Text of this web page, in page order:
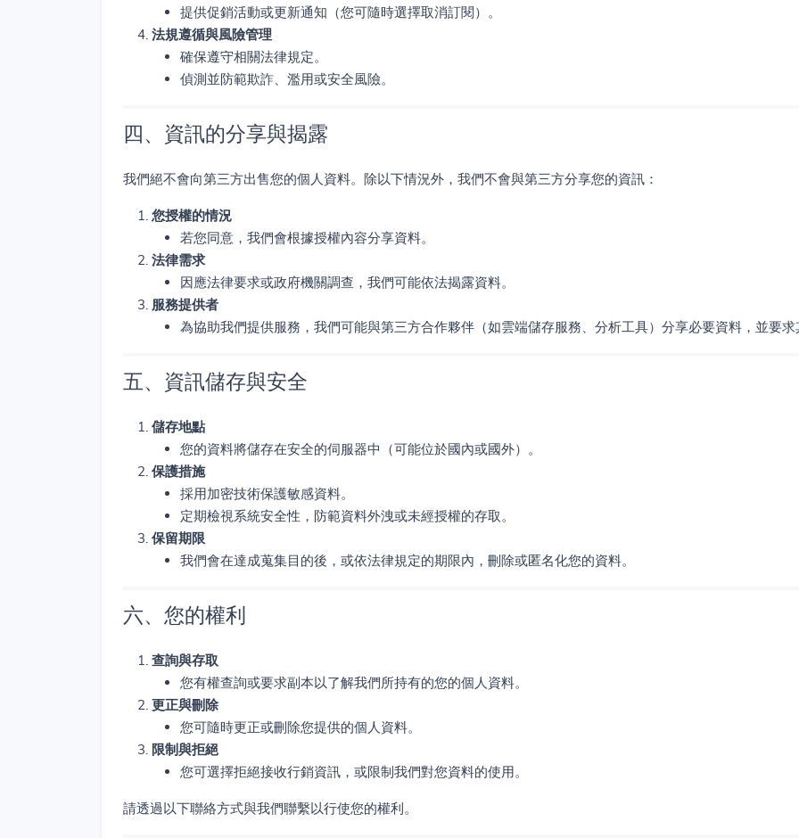
提供促銷活動或更新通知（您可隨時選擇取消訂閱）。
法規遵循與風險管理
確保遵守相關法律規定。
偵測並防範欺詐、濫用或安全風險。
四、資訊的分享與揭露
我們絕不會向第三方出售您的個人資料。除以下情況外，我們不會與第三方分享您的資訊：
您授權的情況
若您同意，我們會根據授權內容分享資料。
法律需求
因應法律要求或政府機關調查，我們可能依法揭露資料。
服務提供者
為協助我們提供服務，我們可能與第三方合作夥伴（如雲端儲存服務、分析工具）分享必要資料，並要
五、資訊儲存與安全
儲存地點
您的資料將儲存在安全的伺服器中（可能位於國內或國外）。
保護措施
採用加密技術保護敏感資料。
定期檢視系統安全性，防範資料外洩或未經授權的存取。
保留期限
我們會在達成蒐集目的後，或依法律規定的期限內，刪除或匿名化您的資料。
六、您的權利
查詢與存取
您有權查詢或要求副本以了解我們所持有的您的個人資料。
更正與刪除
您可隨時更正或刪除您提供的個人資料。
限制與拒絕
您可選擇拒絕接收行銷資訊，或限制我們對您資料的使用。
請透過以下聯絡方式與我們聯繫以行使您的權利。